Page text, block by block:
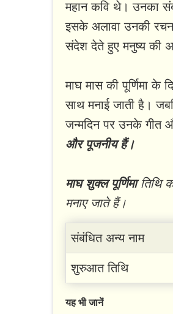
महान कवि थे। उनका
इसके अलावा उनकी
संदेश देते हुए मनुष्य की
माघ मास की पूर्णिमा के
साथ मनाई जाती है।
जन्मदिन पर उनके गीत
और पूजनीय हैं।
माघ शुक्ल पूर्णिमातिथि
मनाए जाते हैं।
संबंधित अन्य नाम
शुरुआत तिथि
यह भी जानें